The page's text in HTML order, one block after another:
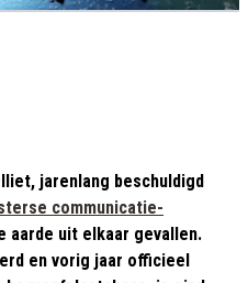
jarenlang beschuldigd
communicatie­
aarde uit elkaar gevallen.
en vorig jaar officieel